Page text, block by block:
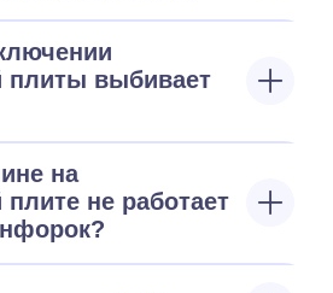
плиты выбивает
на
не работает